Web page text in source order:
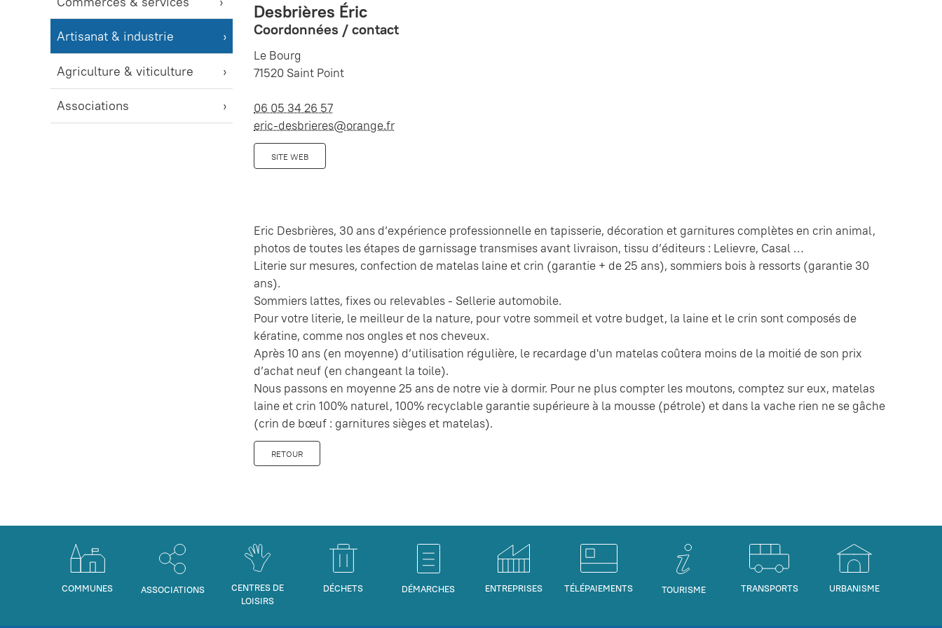
Artisanat & industrie
Agriculture & viticulture
Associations
Desbrières Éric
Coordonnées / contact
Le Bourg
71520 Saint Point
06 05 34 26 57
eric-desbrieres@orange.fr
SITE WEB
Eric Desbrières, 30 ans d’expérience professionnelle en tapisserie, décoration et garnitures complètes en crin animal,
photos de toutes les étapes de garnissage transmises avant livraison, tissu d’éditeurs : Lelievre, Casal …
Literie sur mesures, confection de matelas laine et crin (garantie + de 25 ans), sommiers bois à ressorts (garantie 30
ans).
Sommiers lattes, fixes ou relevables - Sellerie automobile.
Pour votre literie, le meilleur de la nature, pour votre sommeil et votre budget, la laine et le crin sont composés de
kératine, comme nos ongles et nos cheveux.
Après 10 ans (en moyenne) d’utilisation régulière, le recardage d'un matelas coûtera moins de la moitié de son prix
d’achat neuf (en changeant la toile).
Nous passons en moyenne 25 ans de notre vie à dormir. Pour ne plus compter les moutons, comptez sur eux, matelas
laine et crin 100% naturel, 100% recyclable garantie supérieure à la mousse (pétrole) et dans la vache rien ne se gâche
(crin de bœuf : garnitures sièges et matelas).
RETOUR
COMMUNES ASSOCIATIONS
CENTRES DE
LOISIRS
DÉCHETS DÉMARCHES ENTREPRISES TÉLÉPAIEMENTS TOURISME TRANSPORTS URBANISME